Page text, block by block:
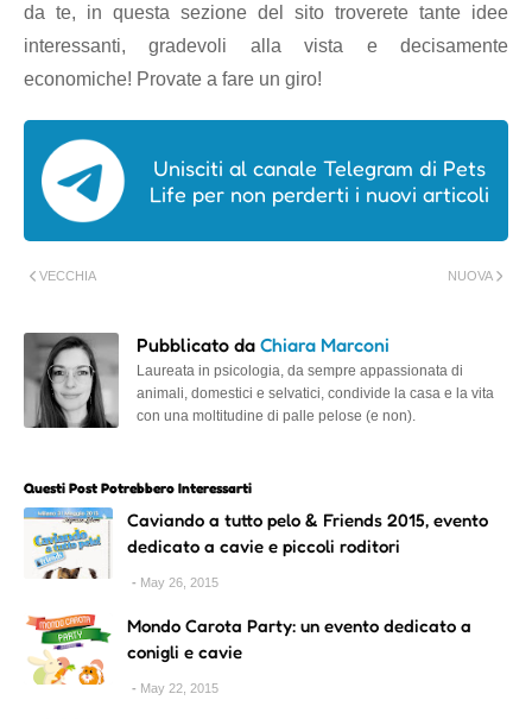
da te, in questa sezione del sito troverete tante idee
interessanti, gradevoli alla vista e decisamente
economiche! Provate a fare un giro!
Unisciti al canale Telegram di Pets
Life per non perderti i nuovi articoli
NUOVA
VECCHIA
Pubblicato da Chiara Marconi
Laureata in psicologia, da sempre appassionata di
animali, domestici e selvatici, condivide la casa e la vita
con una moltitudine di palle pelose (e non).
Questi Post Potrebbero Interessarti
Caviando a tutto pelo & Friends 2015, evento
dedicato a cavie e piccoli roditori
May 26, 2015
Mondo Carota Party: un evento dedicato a
conigli e cavie
May 22, 2015